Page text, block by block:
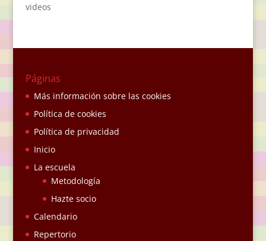
videos
Páginas
Más información sobre las cookies
Política de cookies
Política de privacidad
Inicio
La escuela
Metodología
Hazte socio
Calendario
Repertorio